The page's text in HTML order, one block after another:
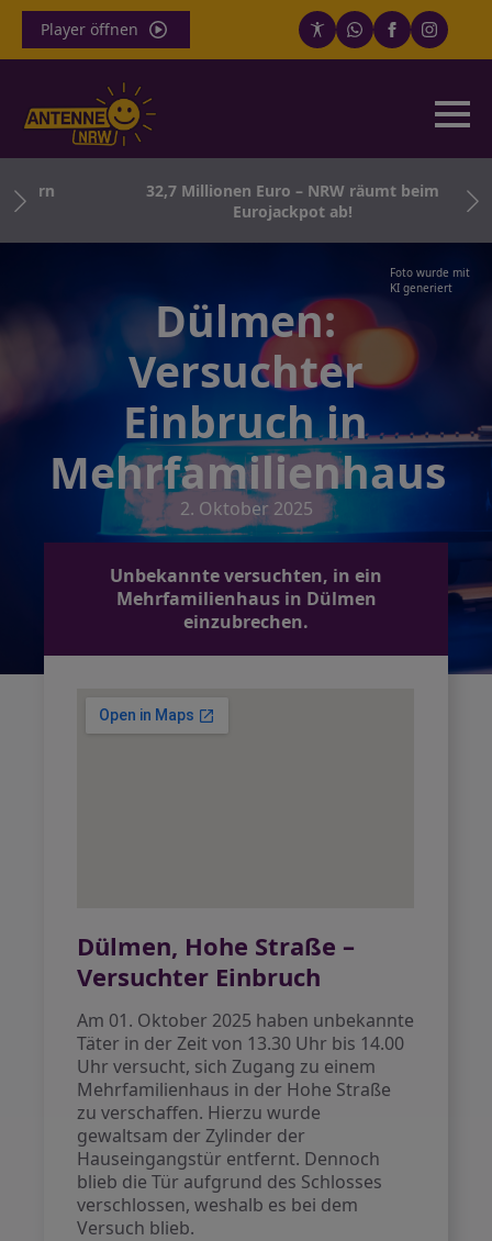
Player öffnen
32,7 Millionen Euro – NRW räumt beim
Eurojackpot ab!
Foto wurde mit
KI generiert
Dülmen:
Versuchter
Einbruch in
Mehrfamilienhaus
2. Oktober 2025
Unbekannte versuchten, in ein
Mehrfamilienhaus in Dülmen
einzubrechen.
Dülmen, Hohe Straße –
Versuchter Einbruch
Am 01. Oktober 2025 haben unbekannte
Täter in der Zeit von 13.30 Uhr bis 14.00
Uhr versucht, sich Zugang zu einem
Mehrfamilienhaus in der Hohe Straße
zu verschaffen. Hierzu wurde
gewaltsam der Zylinder der
Hauseingangstür entfernt. Dennoch
blieb die Tür aufgrund des Schlosses
verschlossen, weshalb es bei dem
Versuch blieb.